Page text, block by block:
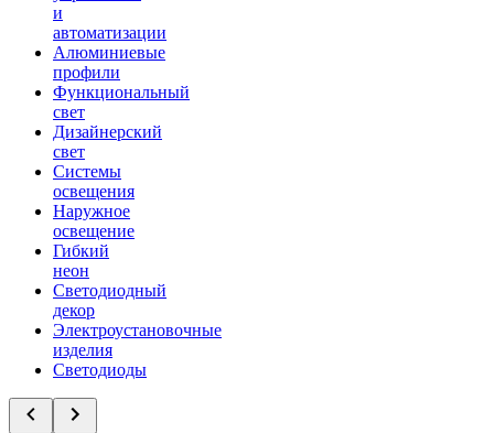
и
автоматизации
Алюминиевые
профили
Функциональный
свет
Дизайнерский
свет
Системы
освещения
Наружное
освещение
Гибкий
неон
Светодиодный
декор
Электроустановочные
изделия
Светодиоды